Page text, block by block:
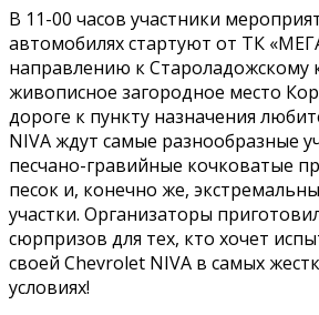
В 11-00 часов участники
автомобилях стартуют от ТК
направлению к Староладожскому
живописное загородное место
дороге к пункту назначения
NIVA ждут самые разнообразные
песчано-гравийные кочковатые
песок и, конечно же,
участки. Организаторы
сюрпризов для тех, кто хочет
своей Chevrolet NIVA в самых
условиях!